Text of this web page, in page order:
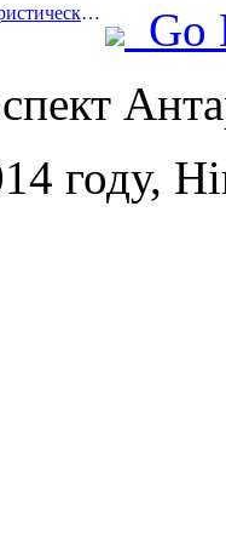
Prev:Число международных туристических прибытий в мире в первой половине года увеличилось на 5% в годовом исчислении
Go
году,